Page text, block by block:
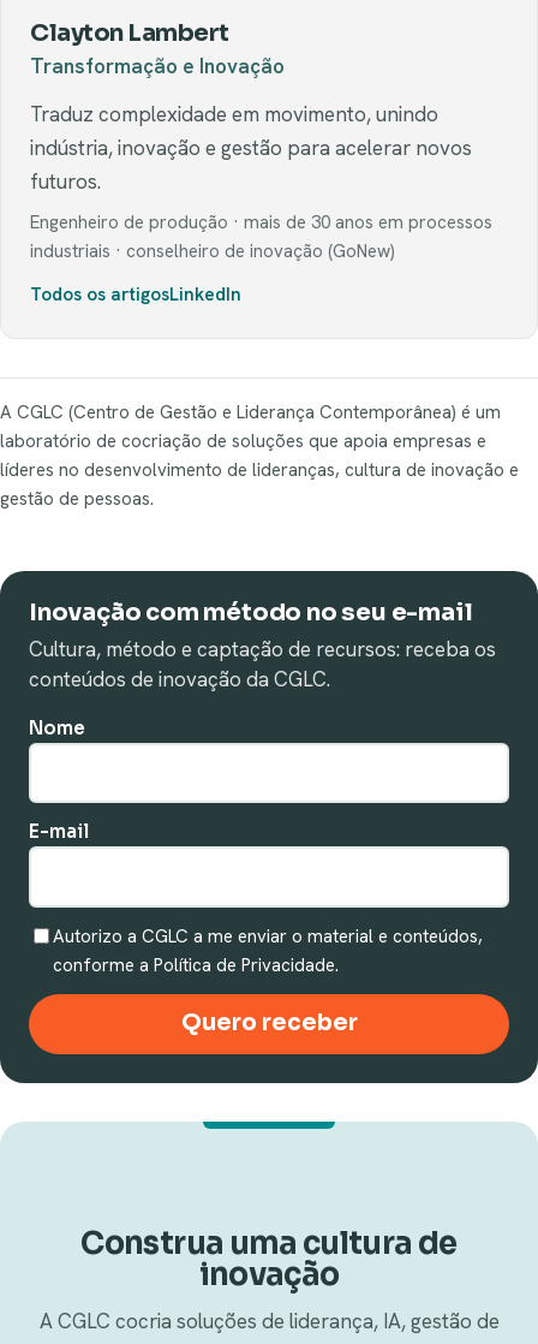
Clayton Lambert
Transformação e Inovação
Traduz complexidade em movimento, unindo
indústria, inovação e gestão para acelerar novos
futuros.
Engenheiro de produção · mais de 30 anos em processos
industriais · conselheiro de inovação (GoNew)
Todos os artigosLinkedIn
A CGLC (Centro de Gestão e Liderança Contemporânea) é um
laboratório de cocriação de soluções que apoia empresas e
líderes no desenvolvimento de lideranças, cultura de inovação e
gestão de pessoas.
Inovação com método no seu e-mail
Cultura, método e captação de recursos: receba os
conteúdos de inovação da CGLC.
Nome
E-mail
Autorizo a CGLC a me enviar o material e conteúdos,
conforme a Política de Privacidade.
Quero receber
Construa uma cultura de
inovação
A CGLC cocria soluções de liderança, IA, gestão de